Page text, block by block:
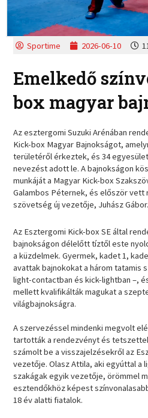
Sportime 2026-06-10
Emelkedő
box magyar
Az esztergomi Suzuki Arénában
Kick-box Magyar Bajnokságot,
területéről érkeztek, és 34
nevezést adott le. A bajnokságon
munkáját a Magyar Kick-box
Galambos Péternek, és először
szövetség új vezetője, Juhász Gábor.
Az Esztergomi Kick-box SE által
bajnokságon délelőtt tíztől este
a küzdelmek. Gyermek, kadet 1,
avattak bajnokokat a három tatamis
light-contactban és kick-lightban –,
mellett kvalifikálták magukat a
világbajnokságra.
A szervezéssel mindenki megvolt
tartották a rendezvényt és
számolt be a visszajelzésekről az
vezetője. Olasz Attila, aki egyúttal a
szakágak egyik vezetője, örömmel
esztendőkhöz képest
18 év alatti fiatalok.